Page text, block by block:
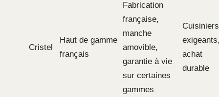
Cristel
Haut de gamme
français
Fabrication
française,
manche
amovible,
garantie à vie
sur certaines
gammes
Cuisiniers
achat
durable